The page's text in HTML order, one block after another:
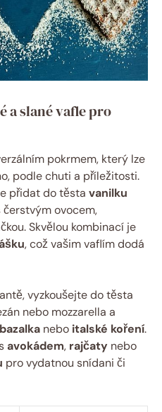
a slané vafle pro
pokrmem, který lze
podle chuti a příležitosti.
přidat do těsta vanilku
ovocem,
Skvělou kombinací je
, což vašim vaflím dodá
vyzkoušejte do těsta
nebo mozzarella a
bazalka nebo italské koření.
avokádem, rajčaty nebo
pro vydatnou snídani či